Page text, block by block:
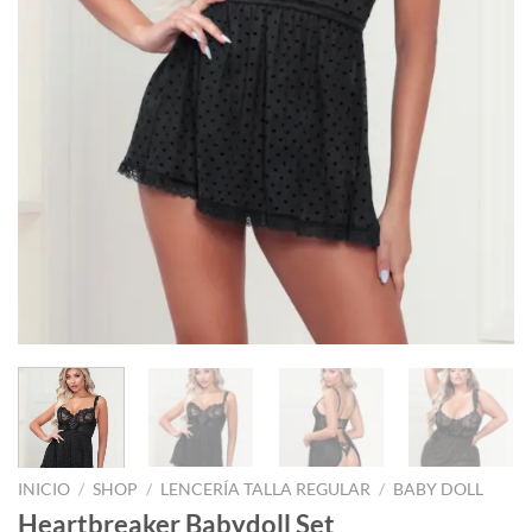
INICIO / SHOP / LENCERÍA TALLA REGULAR / BABY DOLL
Heartbreaker Babydoll Set